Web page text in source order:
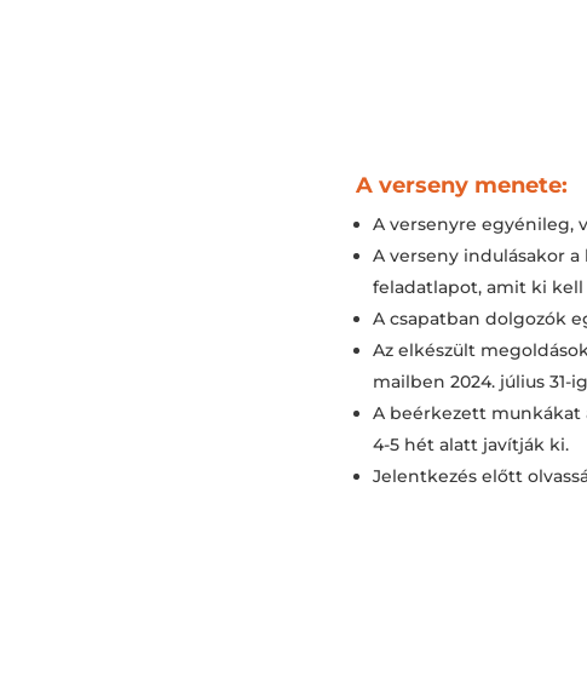
A verseny menete:
A versenyre egyénileg,
A verseny indulásakor
feladatlapot, amit ki
A csapatban dolgozók
Az elkészült
mailben 2024. július 31-
A beérkezett munkákat
4-5 hét alatt javítják ki.
Jelentkezés előtt